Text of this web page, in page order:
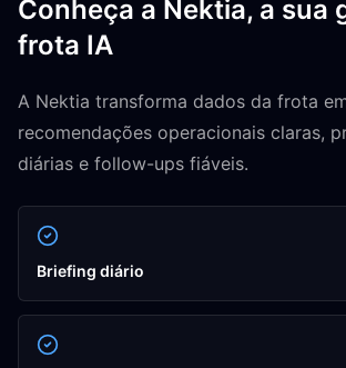
Conheça a Nektia, a sua
frota IA
A Nektia transforma dados da frota
recomendações operacionais claras,
diárias e follow-ups fiáveis.
Briefing diário